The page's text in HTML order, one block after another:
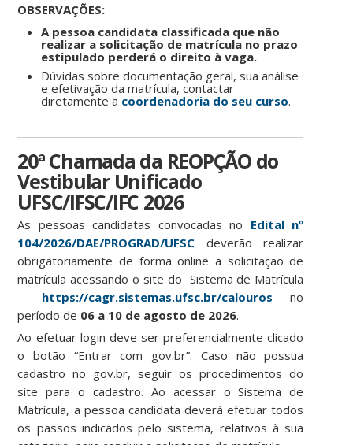
OBSERVAÇÕES:
A pessoa candidata classificada que não
realizar a solicitação de matrícula no prazo
estipulado perderá o direito à vaga.
Dúvidas sobre documentação geral, sua análise
e efetivação da matrícula, contactar
diretamente a coordenadoria do seu curso.
20ª Chamada da REOPÇÃO do
Vestibular Unificado
UFSC/IFSC/IFC 2026
As pessoas candidatas convocadas no Edital nº
104/2026/DAE/PROGRAD/UFSC deverão realizar
obrigatoriamente de forma online a solicitação de
matrícula acessando o site do Sistema de Matrícula
– https://cagr.sistemas.ufsc.br/calouros no
período de 06 a 10 de agosto de 2026.
Ao efetuar login deve ser preferencialmente clicado
o botão “Entrar com gov.br”. Caso não possua
cadastro no gov.br, seguir os procedimentos do
site para o cadastro. Ao acessar o Sistema de
Matrícula, a pessoa candidata deverá efetuar todos
os passos indicados pelo sistema, relativos à sua